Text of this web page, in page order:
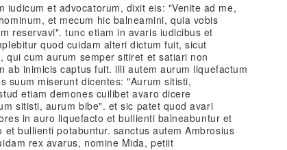
iudicum et advocatorum, dixit eis: "Venite ad me,
et mecum hic balneamini, quia vobis
reservavi". tunc etiam in avaris iudicibus et
quod cuidam alteri dictum fuit, sicut
qui cum aurum semper sitiret et satiari non
ab inimicis captus fuit. illi autem aurum liquefactum
suum miserunt dicentes: "Aurum sitisti,
etiam demones cuilibet avaro dicere
sitisti, aurum bibe". et sic patet quod avari
in auro liquefacto et bullienti balneabuntur et
et bullienti potabuntur. sanctus autem Ambrosius
rex avarus, nomine Mida, petiit